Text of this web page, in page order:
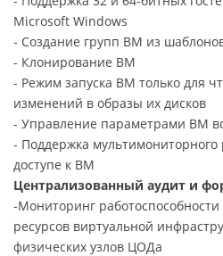
Microsoft Windows
- Создание групп ВМ из
- Клонирование ВМ
- Режим запуска ВМ только для
изменений в образы их дисков
- Управление параметрами ВМ
- Поддержка
доступе к ВМ
Централизованный аудит и
-Мониторинг
ресурсов виртуальной
физических узлов ЦОДа